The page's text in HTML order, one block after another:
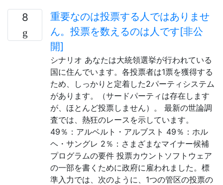
8
重要なのは投票する人ではありませ
ん。投票を数えるのは人です[非公
開]
シナリオ あなたは大統領選挙が行われている
国に住んでいます。各投票者は1票を獲得する
ため、しっかりと定着した2パーティシステム
があります。（サードパーティは存在します
が、ほとんど投票しません）。 最新の世論調
査では、熱狂のレースを示しています。
49％：アルベルト・アルブスト 49％：ホル
ヘ・サングレ 2％：さまざまなマイナー候補
プログラムの要件 投票カウントソフトウェア
の一部を書くために政府に雇われました。標
準入力では、次のように、1つの管区の投票の